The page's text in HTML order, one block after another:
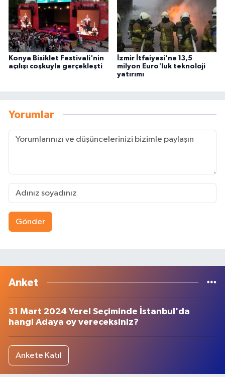
Konya Bisiklet Festivali'nin
açılışı coşkuyla gerçekleşti
İzmir İtfaiyesi'ne 13,5
milyon Euro'luk teknoloji
yatırımı
Yorumlar
Gönder
Anket
31 Mart 2024 Yerel Seçiminde İstanbul'da
hangi Adaya oy vereceksiniz?
Ankete Katıl